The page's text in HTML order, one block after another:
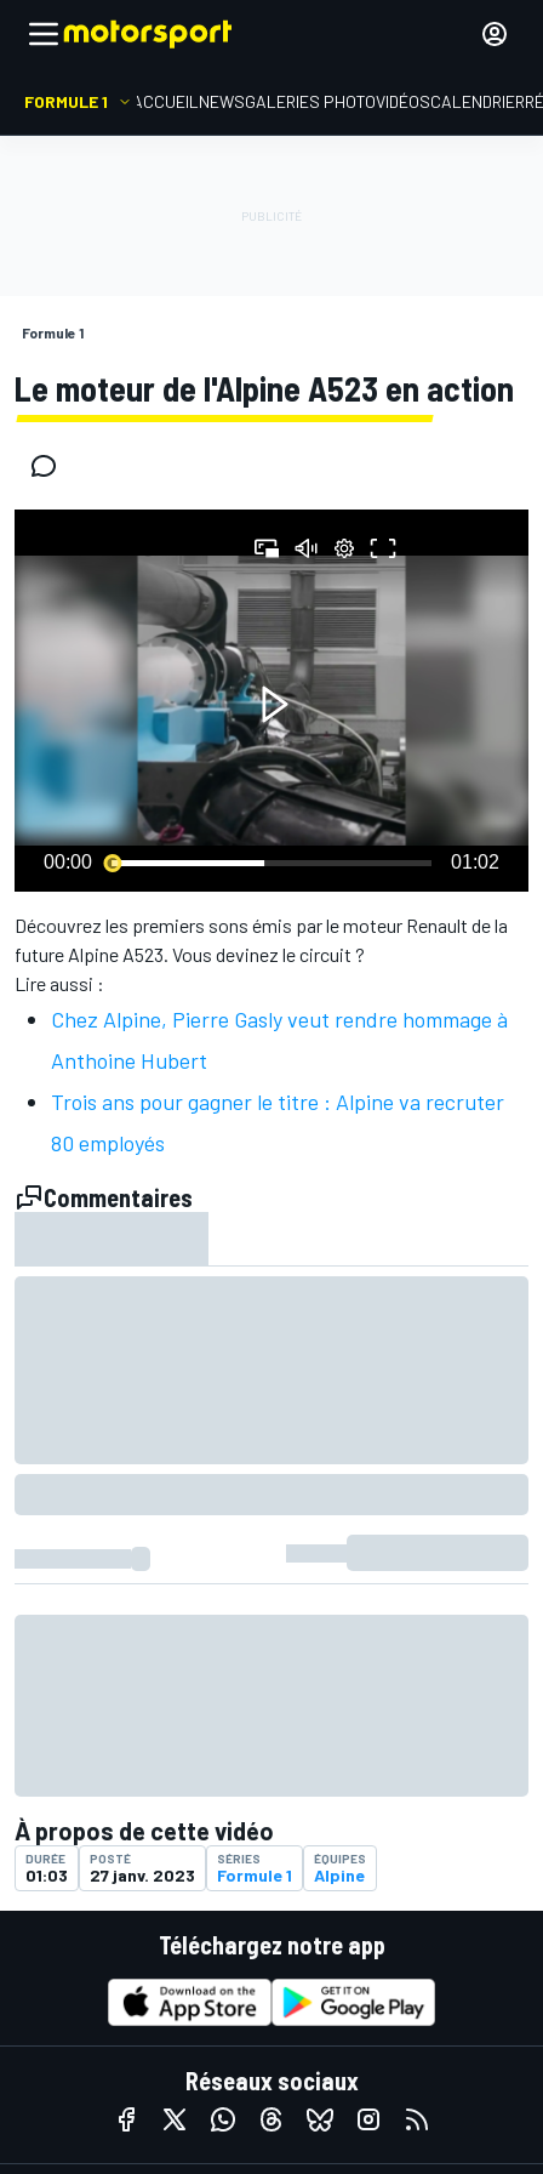
FORMULE 1 ACCUEIL NEWSGALERIES PHOTOVIDÉOSCALENDRIER
Formule 1
Le moteur de l'Alpine A523 en action
00:00 01:02
Découvrez les premiers sons émis par le moteur Renault de la
future Alpine A523. Vous devinez le circuit ?
Lire aussi :
Chez Alpine, Pierre Gasly veut rendre hommage à
Anthoine Hubert
Trois ans pour gagner le titre : Alpine va recruter
80 employés
Commentaires
À propos de cette vidéo
DURÉE
01:03
POSTÉ
27 janv. 2023
SÉRIES
Formule 1
ÉQUIPES
Alpine
Téléchargez notre app
Réseaux sociaux